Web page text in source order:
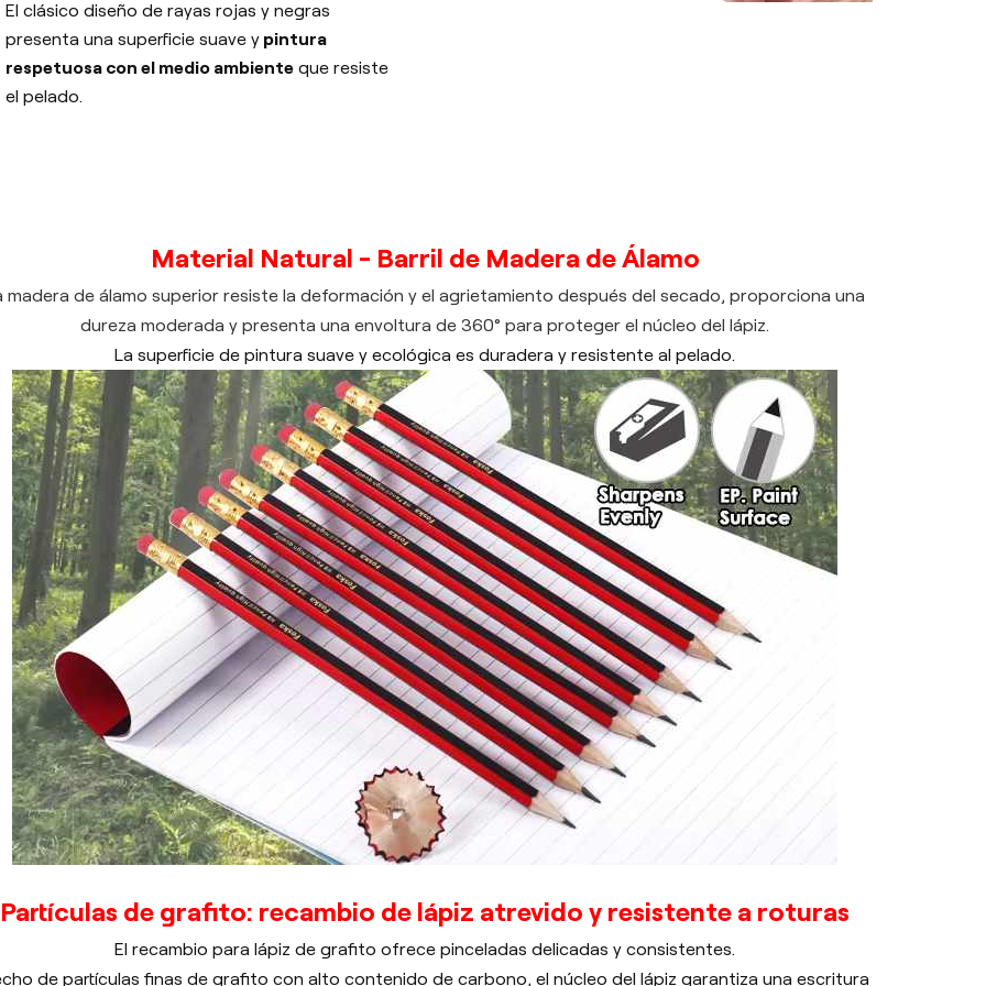
El clásico diseño de rayas rojas y negras
presenta una superficie suave ypintura
respetuosa con el medio ambienteque resiste
el pelado.
Material Natural - Barril de Madera de Álamo
madera de álamo superior resiste la deformación y el agrietamiento después del secado, proporciona una
dureza moderada y presenta una envoltura de 360° para proteger el núcleo del lápiz.
La superficie de pintura suave y ecológica es duradera y resistente al pelado.
Partículas de grafito: recambio de lápiz atrevido y resistente a roturas
El recambio para lápiz de grafito ofrece pinceladas delicadas y consistentes.
de partículas finas de grafito con alto contenido de carbono, el núcleo del lápiz garantiza una escritura